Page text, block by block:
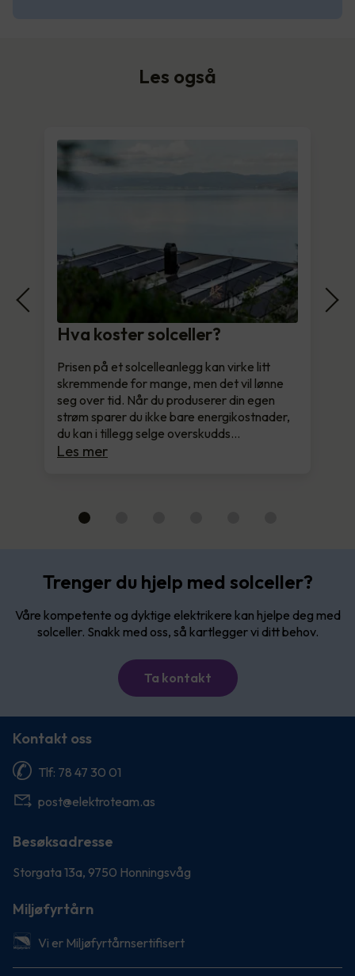
Les også
Hva koster solceller?
Prisen på et solcelleanlegg kan virke litt
skremmende for mange, men det vil lønne
seg over tid. Når du produserer din egen
strøm sparer du ikke bare energikostnader,
du kan i tillegg selge overskudds…
Les mer
Trenger du hjelp med solceller?
Våre kompetente og dyktige elektrikere kan hjelpe deg med
solceller. Snakk med oss, så kartlegger vi ditt behov.
Ta kontakt
Kontakt oss
Tlf: 78 47 30 01
post@elektroteam.as
Besøksadresse
Storgata 13a, 9750 Honningsvåg
Miljøfyrtårn
Vi er Miljøfyrtårnsertifisert